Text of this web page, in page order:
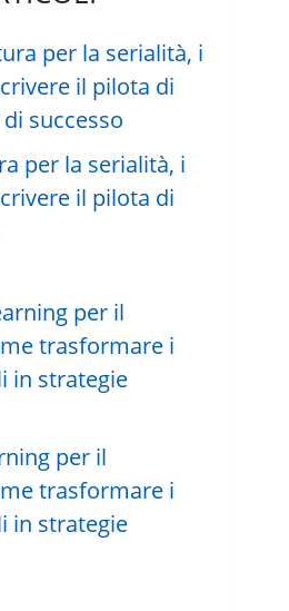
per la serialità, i
il pilota di
per il
trasformare i
in strategie